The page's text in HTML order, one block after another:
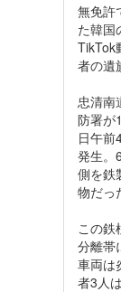
無免許
た韓国
TikTok
者の遺
忠清南
防署が
日午前
発生。
側を鉄
物だっ
この鉄
分離帯
車両は
者3人